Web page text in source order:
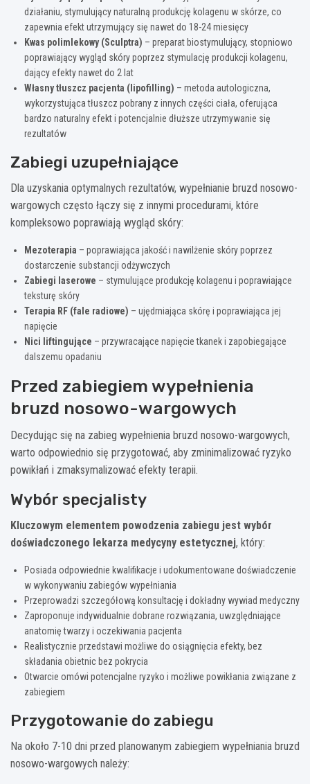
działaniu, stymulujący naturalną produkcję kolagenu w skórze, co
zapewnia efekt utrzymujący się nawet do 18-24 miesięcy
Kwas polimlekowy (Sculptra) – preparat biostymulujący, stopniowo
poprawiający wygląd skóry poprzez stymulację produkcji kolagenu,
dający efekty nawet do 2 lat
Własny tłuszcz pacjenta (lipofilling) – metoda autologiczna,
wykorzystująca tłuszcz pobrany z innych części ciała, oferująca
bardzo naturalny efekt i potencjalnie dłuższe utrzymywanie się
rezultatów
Zabiegi uzupełniające
Dla uzyskania optymalnych rezultatów, wypełnianie bruzd nosowo-
wargowych często łączy się z innymi procedurami, które
kompleksowo poprawiają wygląd skóry:
Mezoterapia – poprawiająca jakość i nawilżenie skóry poprzez
dostarczenie substancji odżywczych
Zabiegi laserowe – stymulujące produkcję kolagenu i poprawiające
teksturę skóry
Terapia RF (fale radiowe) – ujędrniająca skórę i poprawiająca jej
napięcie
Nici liftingujące – przywracające napięcie tkanek i zapobiegające
dalszemu opadaniu
Przed zabiegiem wypełnienia
bruzd nosowo-wargowych
Decydując się na zabieg wypełnienia bruzd nosowo-wargowych,
warto odpowiednio się przygotować, aby zminimalizować ryzyko
powikłań i zmaksymalizować efekty terapii.
Wybór specjalisty
Kluczowym elementem powodzenia zabiegu jest wybór
doświadczonego lekarza medycyny estetycznej, który:
Posiada odpowiednie kwalifikacje i udokumentowane doświadczenie
w wykonywaniu zabiegów wypełniania
Przeprowadzi szczegółową konsultację i dokładny wywiad medyczny
Zaproponuje indywidualnie dobrane rozwiązania, uwzględniające
anatomię twarzy i oczekiwania pacjenta
Realistycznie przedstawi możliwe do osiągnięcia efekty, bez
składania obietnic bez pokrycia
Otwarcie omówi potencjalne ryzyko i możliwe powikłania związane z
zabiegiem
Przygotowanie do zabiegu
Na około 7-10 dni przed planowanym zabiegiem wypełniania bruzd
nosowo-wargowych należy: